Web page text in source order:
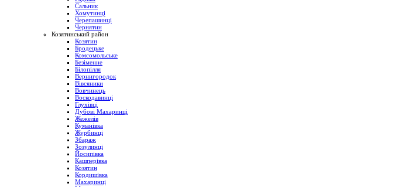
Сальник
Хомутинці
Черепашинці
Чернятин
Козятинський район
Козятин
Бродецьке
Комсомольське
Безіменне
Білопілля
Вернигородок
Вівсяники
Вовчинець
Воскодавинці
Глухівці
Дубові Махаринці
Жежелів
Куманівка
Журбинці
Збараж
Зозулинці
Йосипівка
Кашперівка
Козятин
Кордишівка
Махаринці